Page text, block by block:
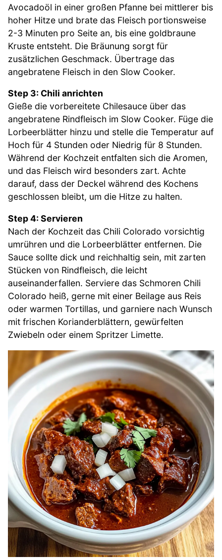
Avocadoöl in einer großen Pfanne bei mittlerer bis
hoher Hitze und brate das Fleisch portionsweise
2-3 Minuten pro Seite an, bis eine goldbraune
Kruste entsteht. Die Bräunung sorgt für
zusätzlichen Geschmack. Übertrage das
angebratene Fleisch in den Slow Cooker.
Step 3: Chili anrichten
Gieße die vorbereitete Chilesauce über das
angebratene Rindfleisch im Slow Cooker. Füge die
Lorbeerblätter hinzu und stelle die Temperatur auf
Hoch für 4 Stunden oder Niedrig für 8 Stunden.
Während der Kochzeit entfalten sich die Aromen,
und das Fleisch wird besonders zart. Achte
darauf, dass der Deckel während des Kochens
geschlossen bleibt, um die Hitze zu halten.
Step 4: Servieren
Nach der Kochzeit das Chili Colorado vorsichtig
umrühren und die Lorbeerblätter entfernen. Die
Sauce sollte dick und reichhaltig sein, mit zarten
Stücken von Rindfleisch, die leicht
auseinanderfallen. Serviere das Schmoren Chili
Colorado heiß, gerne mit einer Beilage aus Reis
oder warmen Tortillas, und garniere nach Wunsch
mit frischen Korianderblättern, gewürfelten
Zwiebeln oder einem Spritzer Limette.